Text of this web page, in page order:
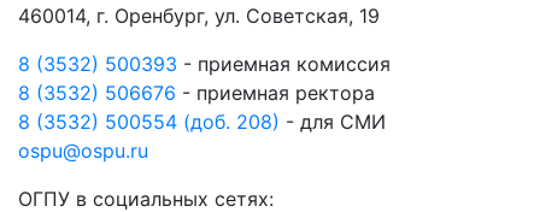
460014, г. Оренбург, ул. Советская, 19
8 (3532) 500393 - приемная комиссия
8 (3532) 506676 - приемная ректора
8 (3532) 500554 (доб. 208) - для СМИ
ospu@ospu.ru
ОГПУ в социальных сетях: